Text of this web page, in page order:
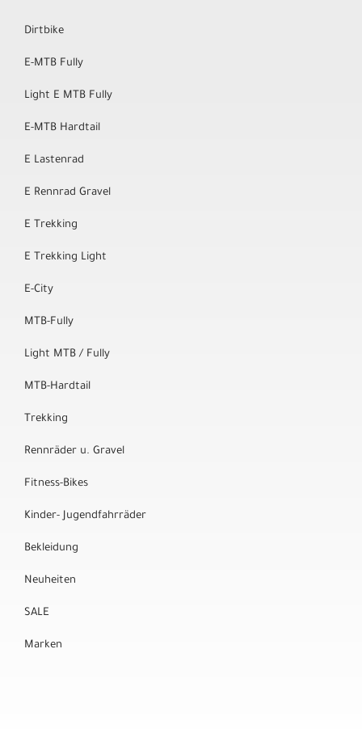
Dirtbike
E-MTB Fully
Light E MTB Fully
E-MTB Hardtail
E Lastenrad
E Rennrad Gravel
E Trekking
E Trekking Light
E-City
MTB-Fully
Light MTB / Fully
MTB-Hardtail
Trekking
Rennräder u. Gravel
Fitness-Bikes
Kinder- Jugendfahrräder
Bekleidung
Neuheiten
SALE
Marken